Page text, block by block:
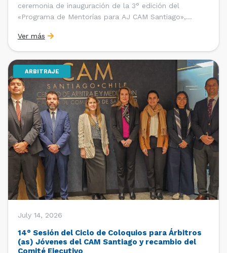
ceremonia de inauguración de la 3° edición del
«Programa de Mentorías para AJ CAM Santiago»,
Internacionales con el apoyo de la Dirección Ejecutiva
y la Subdirección Ejecutiva y de Asuntos
Internacionales, tras […]
Ver más
ARBITRAJE
July 14, 2026
14° Sesión del Ciclo de Coloquios para Árbitros
(as) Jóvenes del CAM Santiago y recambio del
Comité Ejecutivo